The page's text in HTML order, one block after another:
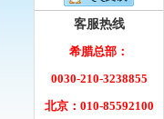
客服热线
希腊总部：
0030-210-3238855
北京：010-85592100